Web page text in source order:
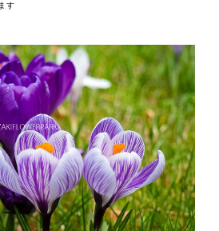
す